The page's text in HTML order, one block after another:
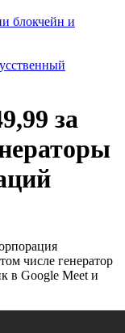
блокчейн и
за
числе генератор
в Google Meet и